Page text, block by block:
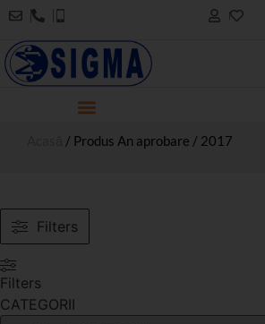
/ Produs An aprobare / 2017
Filters
Filters
CATEGORII